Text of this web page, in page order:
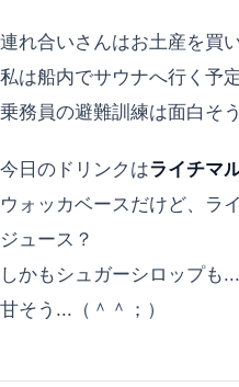
連れ合いさんはお土産を買
私は船内でサウナへ行く予定
乗務員の避難訓練は面白そ
今日のドリンクはライチマ
ウォッカベースだけど、ラ
ジュース？
しかもシュガーシロップも...
甘そう...（＾＾；）